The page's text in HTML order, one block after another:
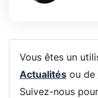
Vous êtes un
Actualitésou de
Suivez-nous